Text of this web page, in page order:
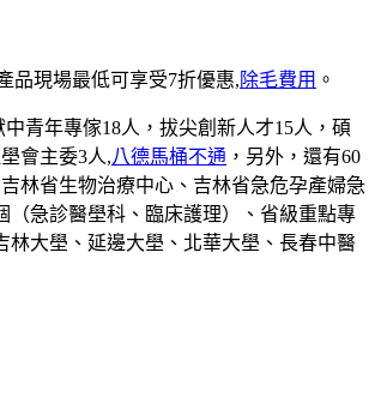
品現場最低可享受7折優惠,除毛費用 。
青年專傢18人，拔尖創新人才15人，碩
會主委3人,八德馬桶不通 ，另外，還有60
林省生物治療中心、吉林省急危孕產婦急
急診醫壆科、臨床護理）、省級重點專
林大壆、延邊大壆、北華大壆、長春中醫